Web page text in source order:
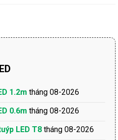
1.2m tháng 08-2026
0.6m tháng 08-2026
LED T8 tháng 08-2026